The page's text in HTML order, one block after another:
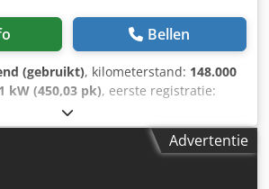
functie Belgische registratie In zeer
= Verdere informatie =
Ophanging: bladvering
Cjdpfx Aozr Hqdsbujrf Vooras 2:
Leeggewicht: 21.106 kg
kg GVW: 32.000 kg Functioneel
41002-EH E + Fly jib PJ 080C, achter de
Bellen
(gebruikt), kilometerstand: 148.000
kW (450,03 pk), eerste registratie:
diesel
, brandstof:diesel, kleur:wit,
, soort overbrenging:Advertentie